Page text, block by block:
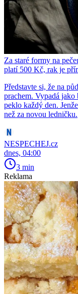
Za staré formy na
platí 500 Kč, rak je
Představte si, že na
prachem. Vypadá
peklo každý den.
než za novou ledničku.
NESPECHEJ.cz
dnes, 04:00
3 min
Reklama